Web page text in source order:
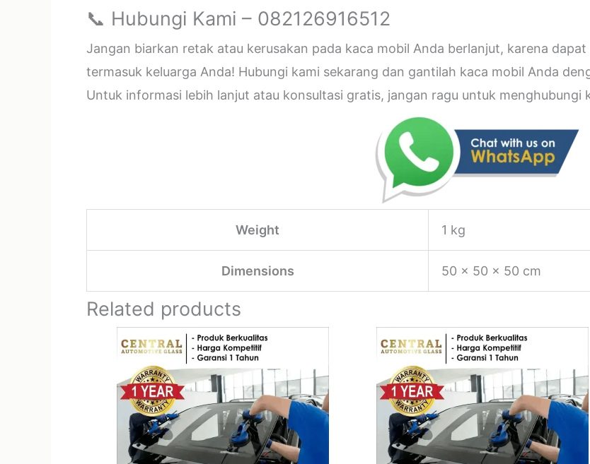
📞 Hubungi Kami – 082126916512
Jangan biarkan retak atau kerusakan pada kaca mobil Anda berlanjut, karena
termasuk keluarga Anda! Hubungi kami sekarang dan gantilah kaca mobil Anda
Untuk informasi lebih lanjut atau konsultasi gratis, jangan ragu untuk menghubungi
Weight 1 kg
Dimensions 50 × 50 × 50 cm
Related products